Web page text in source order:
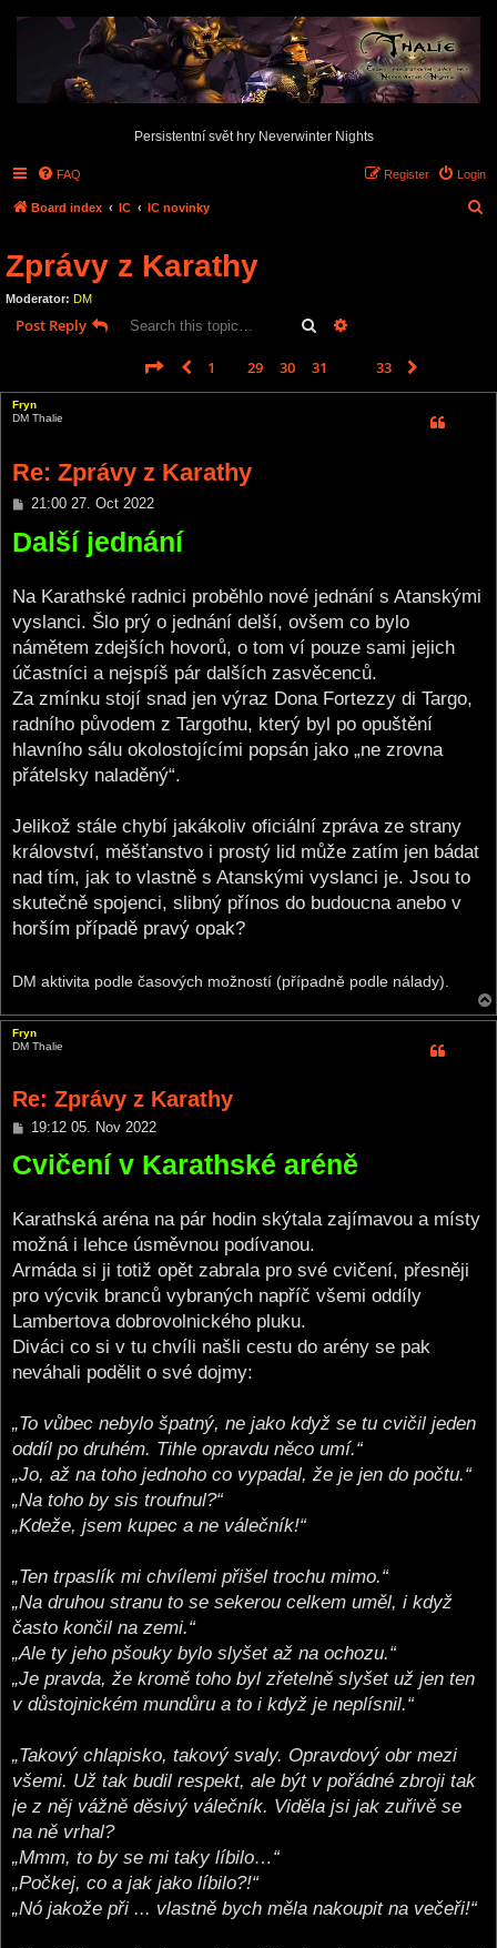
Persistentní svět hry Neverwinter Nights
FAQ Login
Register
Board index IC IC novinky
Zprávy z Karathy
Moderator: DM
Post Reply Search
Page 32 33
Previous
1 29 30 31 33
Fryn
DM Thalie
Re: Zprávy z Karathy
P
s
t
21:00 27. Oct 2022
Další jednání
Na Karathské radnici proběhlo nové jednání s Atanskými
vyslanci. Šlo prý o jednání delší, ovšem co bylo
námětem zdejších hovorů, o tom ví pouze sami jejich
účastníci a nejspíš pár dalších zasvěcenců.
Za zmínku stojí snad jen výraz Dona Fortezzy di Targo,
radního původem z Targothu, který byl po opuštění
hlavního sálu okolostojícími popsán jako „ne zrovna
přátelsky naladěný“.
Jelikož stále chybí jakákoliv oficiální zpráva ze strany
království, měšťanstvo i prostý lid může zatím jen bádat
nad tím, jak to vlastně s Atanskými vyslanci je. Jsou to
skutečně spojenci, slibný přínos do budoucna anebo v
horším případě pravý opak?
DM aktivita podle časových možností (případně podle nálady).
Fryn
DM Thalie
Re: Zprávy z Karathy
P
s
t
19:12 05. Nov 2022
Cvičení v Karathské aréně
Karathská aréna na pár hodin skýtala zajímavou a místy
možná i lehce úsměvnou podívanou.
Armáda si ji totiž opět zabrala pro své cvičení, přesněji
pro výcvik branců vybraných napříč všemi oddíly
Lambertova dobrovolnického pluku.
Diváci co si v tu chvíli našli cestu do arény se pak
neváhali podělit o své dojmy:
„To vůbec nebylo špatný, ne jako když se tu cvičil jeden
oddíl po druhém. Tihle opravdu něco umí.“
„Jo, až na toho jednoho co vypadal, že je jen do počtu.“
„Na toho by sis troufnul?“
„Kdeže, jsem kupec a ne válečník!“
„Ten trpaslík mi chvílemi přišel trochu mimo.“
„Na druhou stranu to se sekerou celkem uměl, i když
často končil na zemi.“
„Ale ty jeho pšouky bylo slyšet až na ochozu.“
„Je pravda, že kromě toho byl zřetelně slyšet už jen ten
v důstojnickém mundůru a to i když je neplísnil.“
„Takový chlapisko, takový svaly. Opravdový obr mezi
všemi. Už tak budil respekt, ale být v pořádné zbroji tak
je z něj vážně děsivý válečník. Viděla jsi jak zuřivě se
na ně vrhal?
„Mmm, to by se mi taky líbilo…“
„Počkej, co a jak jako líbilo?!“
„Nó jakože při ... vlastně bych měla nakoupit na večeři!“